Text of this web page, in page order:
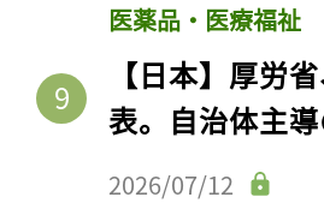
医薬品・医療福祉
【日本】厚労
表。自治体主
2026/07/12